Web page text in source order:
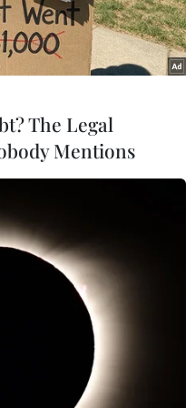
Pfizer/BioNTech. (Ảnh:
29/3, các vaccine
và
trong việc phòng
The Legal
Mentions